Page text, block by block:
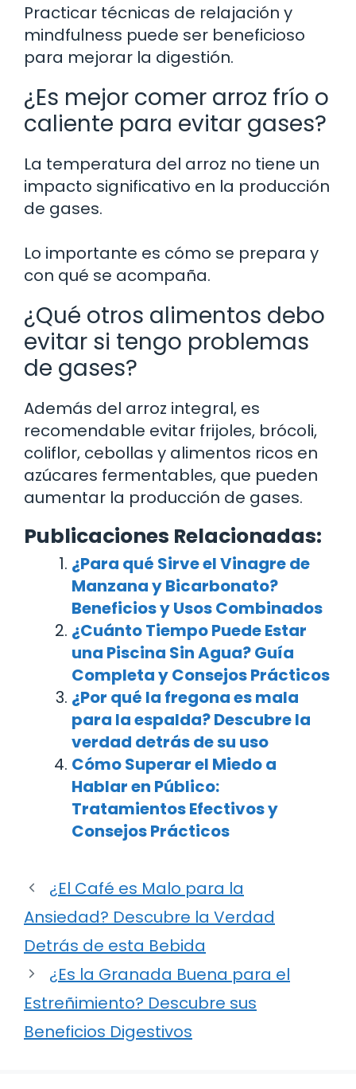
Practicar técnicas de relajación y
mindfulness puede ser beneficioso
para mejorar la digestión.
¿Es mejor comer arroz frío o
caliente para evitar gases?
La temperatura del arroz no tiene un
impacto significativo en la producción
de gases.
Lo importante es cómo se prepara y
con qué se acompaña.
¿Qué otros alimentos debo
evitar si tengo problemas
de gases?
Además del arroz integral, es
recomendable evitar frijoles, brócoli,
coliflor, cebollas y alimentos ricos en
azúcares fermentables, que pueden
aumentar la producción de gases.
Publicaciones Relacionadas:
¿Para qué Sirve el Vinagre de
Manzana y Bicarbonato?
Beneficios y Usos Combinados
¿Cuánto Tiempo Puede Estar
una Piscina Sin Agua? Guía
Completa y Consejos Prácticos
¿Por qué la fregona es mala
para la espalda? Descubre la
verdad detrás de su uso
Cómo Superar el Miedo a
Hablar en Público:
Tratamientos Efectivos y
Consejos Prácticos
¿El Café es Malo para la
Ansiedad? Descubre la Verdad
Detrás de esta Bebida
¿Es la Granada Buena para el
Estreñimiento? Descubre sus
Beneficios Digestivos